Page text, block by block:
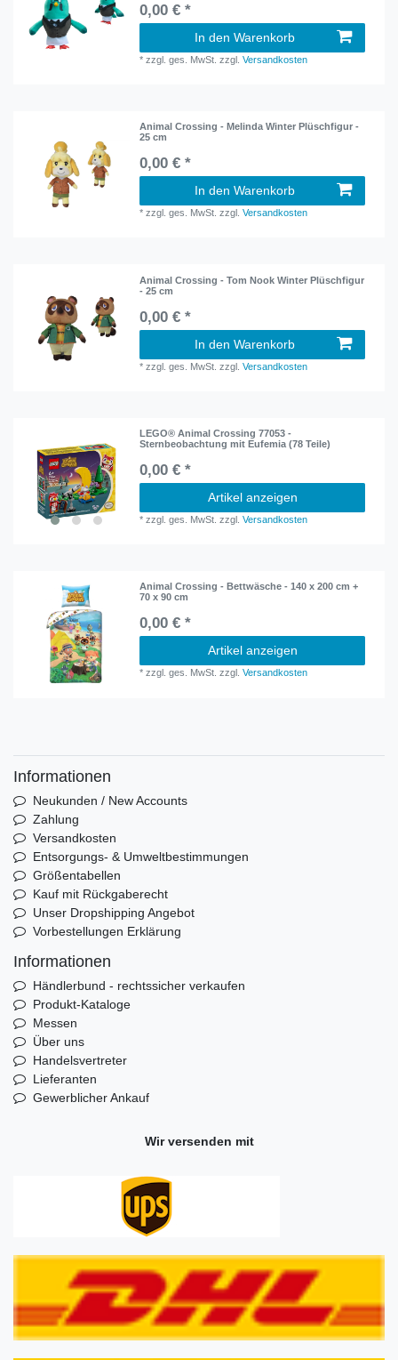
0,00 € *
In den Warenkorb
*zzgl. ges. MwSt. zzgl.Versandkosten
Animal Crossing - Melinda Winter Plüschfigur -
25 cm
0,00 € *
In den Warenkorb
*zzgl. ges. MwSt. zzgl.Versandkosten
Animal Crossing - Tom Nook Winter Plüschfigur
- 25 cm
0,00 € *
In den Warenkorb
*zzgl. ges. MwSt. zzgl.Versandkosten
LEGO® Animal Crossing 77053 -
Sternbeobachtung mit Eufemia (78 Teile)
0,00 € *
Artikel anzeigen
*zzgl. ges. MwSt. zzgl.Versandkosten
Animal Crossing - Bettwäsche - 140 x 200 cm +
70 x 90 cm
0,00 € *
Artikel anzeigen
*zzgl. ges. MwSt. zzgl.Versandkosten
Informationen
Neukunden / New Accounts
Zahlung
Versandkosten
Entsorgungs- & Umweltbestimmungen
Größentabellen
Kauf mit Rückgaberecht
Unser Dropshipping Angebot
Vorbestellungen Erklärung
Informationen
Händlerbund - rechtssicher verkaufen
Produkt-Kataloge
Messen
Über uns
Handelsvertreter
Lieferanten
Gewerblicher Ankauf
Wir versenden mit